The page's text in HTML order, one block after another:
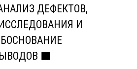
ДЕФЕКТОВ,
И
⬛